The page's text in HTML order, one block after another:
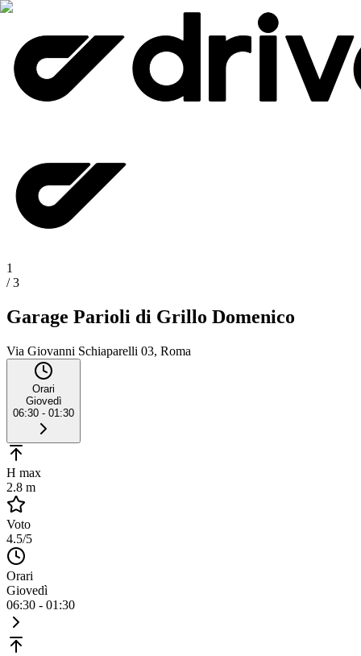
1
/3
Garage Parioli di Grillo Domenico
Via Giovanni Schiaparelli 03, Roma
Orari
Giovedì
06:30 - 01:30
H max
2.8 m
Voto
4.5/5
Orari
Giovedì
06:30 - 01:30